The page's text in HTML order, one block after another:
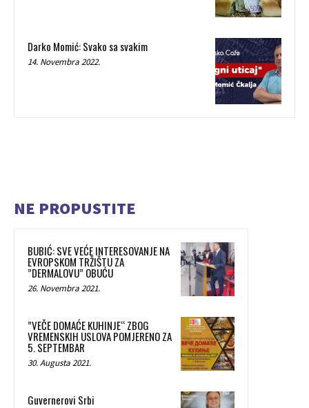
Darko Momić: Svako sa svakim
14. Novembra 2022.
NE PROPUSTITE
BUBIĆ: SVE VEĆE INTERESOVANJE NA
EVROPSKOM TRŽIŠTU ZA
”DERMALOVU” OBUĆU
26. Novembra 2021.
”VEČE DOMAĆE KUHINJE“ ZBOG
VREMENSKIH USLOVA POMJERENO ZA
5. SEPTEMBAR
30. Augusta 2021.
Guvernerovi Srbi